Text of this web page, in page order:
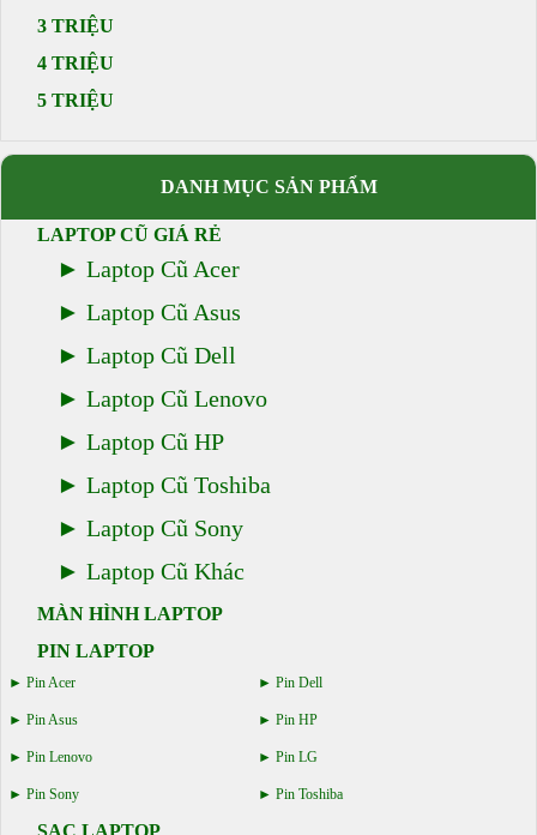
3 TRIỆU
4 TRIỆU
5 TRIỆU
DANH MỤC SẢN PHẨM
LAPTOP CŨ GIÁ RẺ
Laptop Cũ Acer
Laptop Cũ Asus
Laptop Cũ Dell
Laptop Cũ Lenovo
Laptop Cũ HP
Laptop Cũ Toshiba
Laptop Cũ Sony
Laptop Cũ Khác
MÀN HÌNH LAPTOP
PIN LAPTOP
Pin Acer Pin Dell
Pin Asus Pin HP
Pin Lenovo Pin LG
Pin Sony Pin Toshiba
SẠC LAPTOP